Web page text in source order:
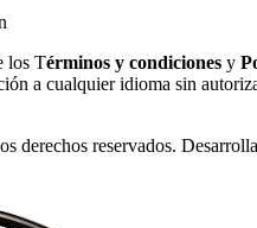
los Términos y condiciones y
a cualquier idioma sin
derechos reservados.